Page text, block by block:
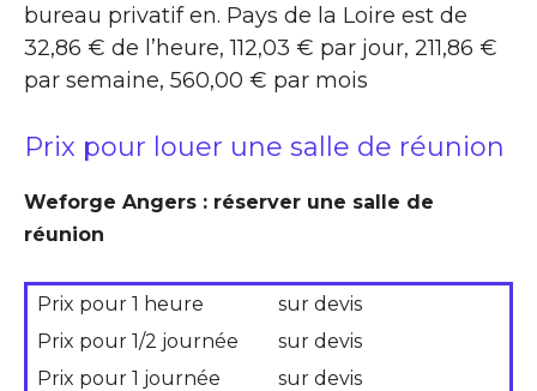
bureau privatif en. Pays de la Loire est de
32,86 € de l’heure, 112,03 € par jour, 211,86 €
par semaine, 560,00 € par mois
Prix pour louer une salle de réunion
Weforge Angers : réserver une salle de
réunion
Prix pour 1 heure
sur devis
Prix pour 1/2 journée
sur devis
Prix pour 1 journée
sur devis